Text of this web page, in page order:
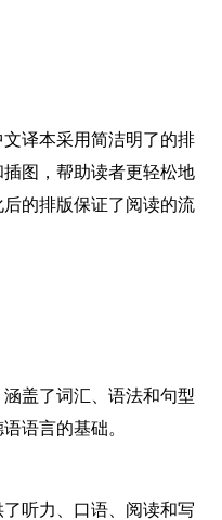
文译本采用简洁明了的排
图，帮助读者更轻松地
的排版保证了阅读的流
盖了词汇、语法和句型
语言的基础。
听力、口语、阅读和写